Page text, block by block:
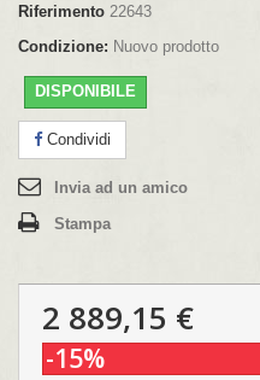
Riferimento 22643
Condizione: Nuovo prodotto
DISPONIBILE
Condividi
Invia ad un amico
Stampa
2 889,15 €
-15%